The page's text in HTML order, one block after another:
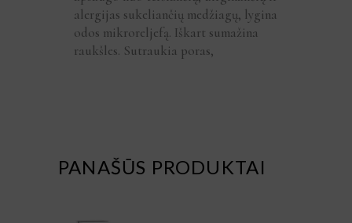
alergijas sukeliančių medžiagų, lygina
odos mikroreljefą. Iškart sumažina
raukšles. Sutraukia poras,
PANAŠŪS PRODUKTAI